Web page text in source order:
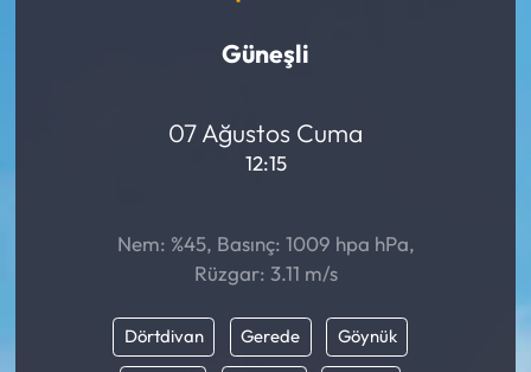
Güneşli
07 Ağustos Cuma
12:15
Nem: %45, Basınç: 1009 hpa hPa,
Rüzgar: 3.11 m/s
Dörtdivan Gerede Göynük